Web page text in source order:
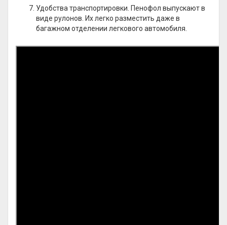
Удобства транспортировки. Пенофол выпускают в
виде рулонов. Их легко разместить даже в
багажном отделении легкового автомобиля.